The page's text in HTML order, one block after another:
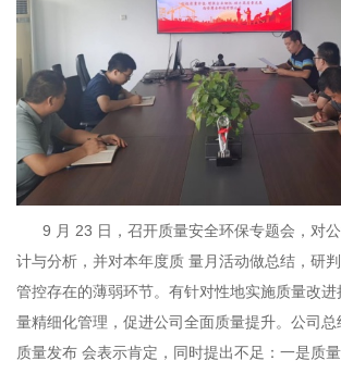
9 月 23 日，召开质量安全环保专题会，对
计与分析，并对本年度质 量月活动做总结，研
管控存在的薄弱环节。有针对性地实施质量改
量精细化管理，促进公司全面质量提升。公司
质量发布 会表示肯定，同时提出不足：一是质